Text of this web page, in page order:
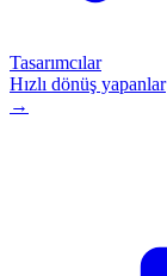
Tasarımcılar
Hızlı dönüş yapanlar
→